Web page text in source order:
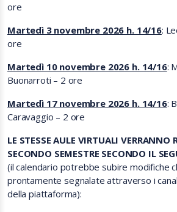
ore
Martedì 3 novembre 2026 h. 14/16:
ore
Martedì 10 novembre 2026 h. 14/16:
Buonarroti – 2 ore
Martedì 17 novembre 2026 h. 14/16:
Caravaggio – 2 ore
LE STESSE AULE VIRTUALI VERRANNO
SECONDO SEMESTRE SECONDO IL
(il calendario potrebbe subire modifiche
prontamente segnalate attraverso i
della piattaforma):